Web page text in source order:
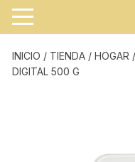
INICIO / TIENDA /HOGAR
DIGITAL 500 G